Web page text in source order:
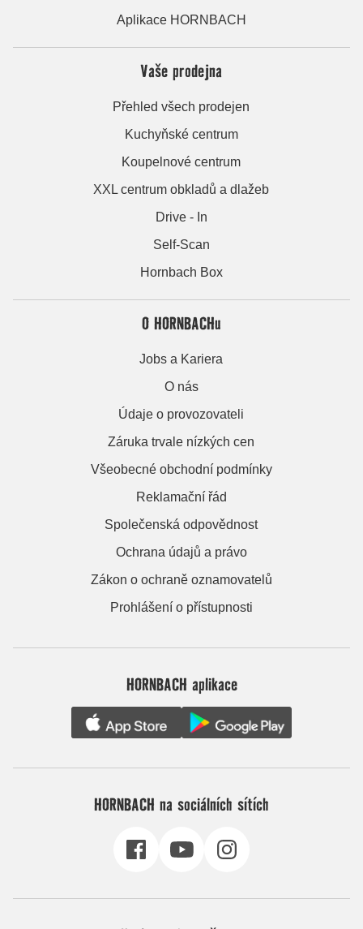
Aplikace HORNBACH
Vaše prodejna
Přehled všech prodejen
Kuchyňské centrum
Koupelnové centrum
XXL centrum obkladů a dlažeb
Drive - In
Self-Scan
Hornbach Box
O HORNBACHu
Jobs a Kariera
O nás
Údaje o provozovateli
Záruka trvale nízkých cen
Všeobecné obchodní podmínky
Reklamační řád
Společenská odpovědnost
Ochrana údajů a právo
Zákon o ochraně oznamovatelů
Prohlášení o přístupnosti
HORNBACH aplikace
HORNBACH na sociálních sítích